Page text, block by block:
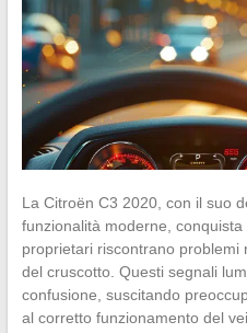
La Citroën C3 2020, con il suo
funzionalità moderne,
proprietari riscontrano problemi
del cruscotto. Questi segnali
confusione, suscitando
al corretto funzionamento del